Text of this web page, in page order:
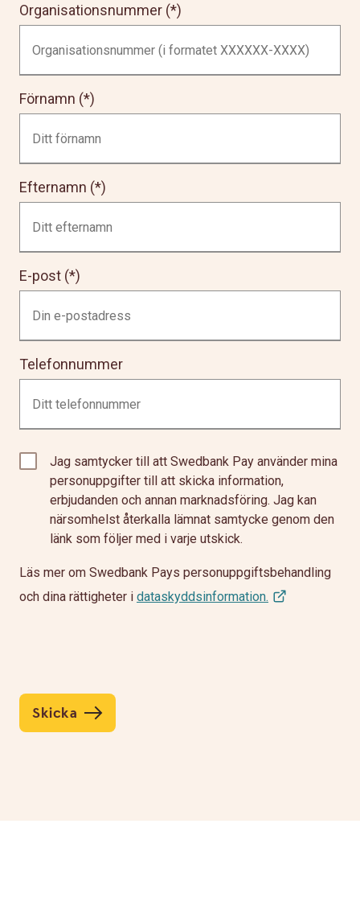
Organisationsnummer
Förnamn
Efternamn
E-post
Telefonnummer
Jag samtycker till att Swedbank Pay använder mina
personuppgifter till att skicka information,
erbjudanden och annan marknadsföring. Jag kan
närsomhelst återkalla lämnat samtycke genom den
länk som följer med i varje utskick.
Läs mer om Swedbank Pays personuppgiftsbehandling
och dina rättigheter i dataskyddsinformation.
Skicka